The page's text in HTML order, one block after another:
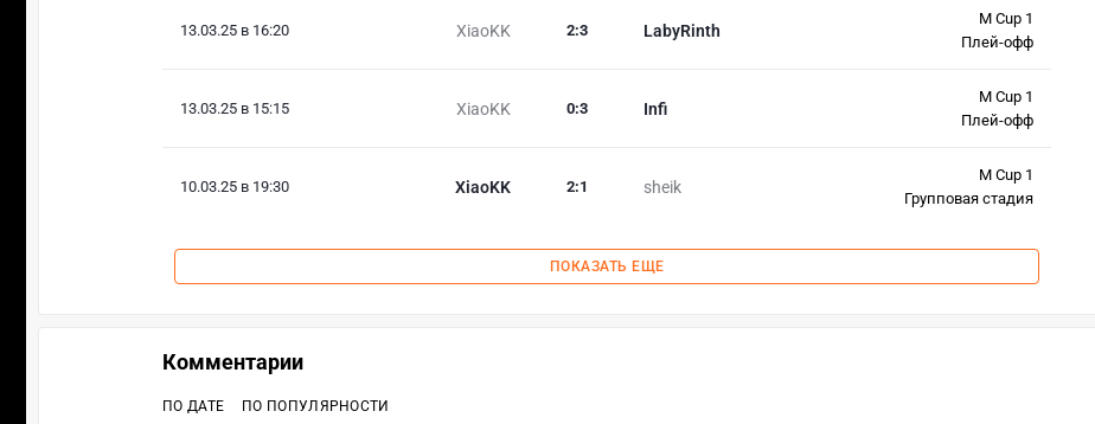
13.03.25 в 16:20 XiaoKK LabyRinth
2:3
M Cup 1
Плей-офф
13.03.25 в 15:15 XiaoKK Infi
0:3
M Cup 1
Плей-офф
10.03.25 в 19:30 XiaoKK sheik
2:1
M Cup 1
Групповая стадия
ПОКАЗАТЬ ЕЩЕ
Комментарии
ПО ДАТЕ ПО ПОПУЛЯРНОСТИ